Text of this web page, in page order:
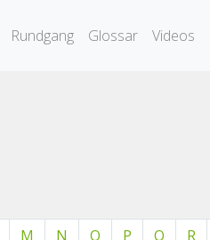
Rundgang Glossar Videos
M N O P Q R